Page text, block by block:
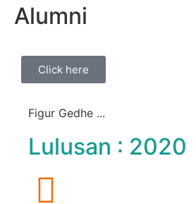
Alumni
Click here
Figur Gedhe ...
Lulusan : 2020